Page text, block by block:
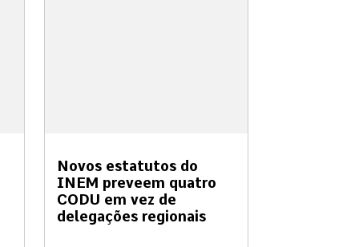
Novos estatutos do
INEM preveem quatro
CODU em vez de
delegações regionais